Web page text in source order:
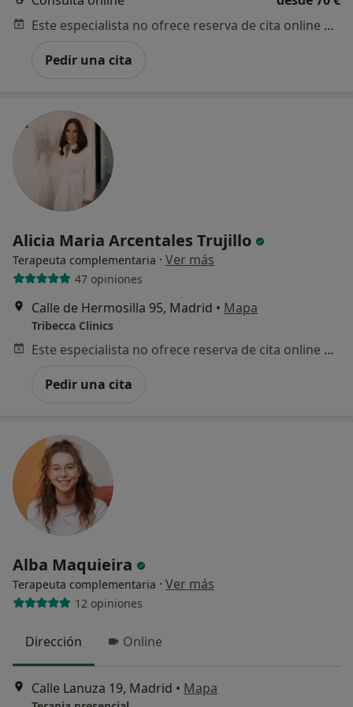
Este especialista no ofrece reserva de cita online en esta dirección.
Pedir una cita
Alicia Maria Arcentales Trujillo
Terapeuta complementaria · Ver más
47 opiniones
Calle de Hermosilla 95, Madrid • Mapa
Tribecca Clinics
Este especialista no ofrece reserva de cita online en esta dirección.
Pedir una cita
Alba Maquieira
Terapeuta complementaria · Ver más
12 opiniones
Dirección Online
Calle Lanuza 19, Madrid • Mapa